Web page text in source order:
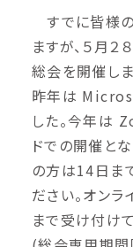
すでに皆様
ますが、５月
総会を開催し
昨年は
した。今年は
ドでの開催と
の方は14日ま
ださい。オン
まで受け付け